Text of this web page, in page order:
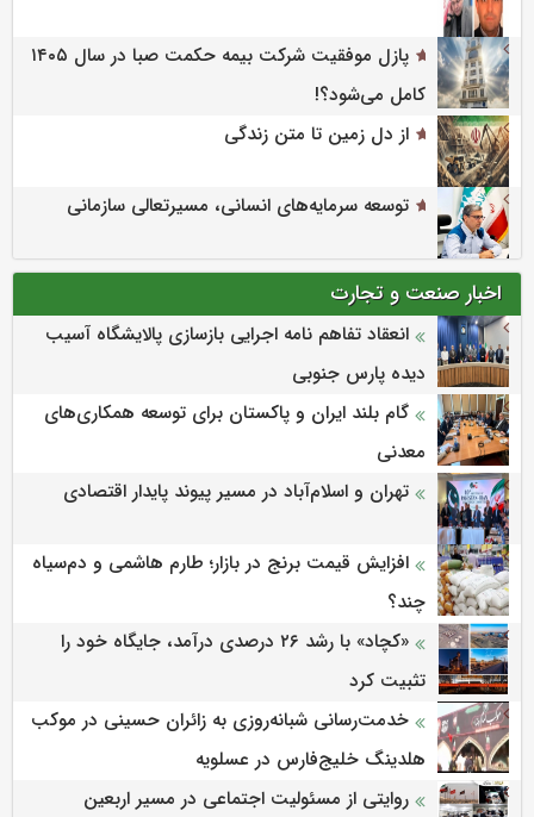
پازل موفقیت شرکت بیمه حکمت صبا در سال ۱۴۰۵
کامل می‌شود؟!
از دل زمین تا متن زندگی
توسعه سرمایه‌های انسانی، مسیرتعالی سازمانی
اخبار صنعت و تجارت
انعقاد تفاهم نامه اجرایی بازسازی پالایشگاه آسیب
دیده پارس جنوبی
گام بلند ایران و پاکستان برای توسعه همکاری‌های
معدنی
تهران و اسلام‌آباد در مسیر پیوند پایدار اقتصادی
افزایش قیمت برنج در بازار؛ طارم هاشمی و دم‌سیاه
چند؟
«کچاد» با رشد ۲۶ درصدی درآمد، جایگاه خود را
تثبیت کرد
خدمت‌رسانی شبانه‌روزی به زائران حسینی در موکب
هلدینگ خلیج‌فارس در عسلویه
روایتی از مسئولیت اجتماعی در مسیر اربعین